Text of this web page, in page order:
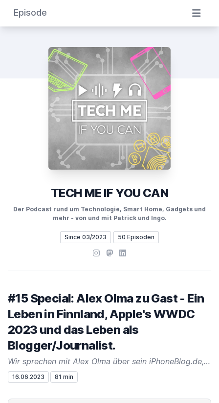
Episode
TECH ME IF YOU CAN
Der Podcast rund um Technologie, Smart Home, Gadgets und
mehr - von und mit Patrick und Ingo.
Since 03/2023 50 Episoden
Instagram
Mastodon
LinkedIn
#15 Special: Alex Olma zu Gast - Ein
Leben in Finnland, Apple's WWDC
2023 und das Leben als
Blogger/Journalist.
Wir sprechen mit Alex Olma über sein iPhoneBlog.de, das Leben in Finnland und natürlich über aktuelles aus der Apple-Welt!
16.06.2023 81 min